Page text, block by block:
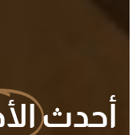
أحدث